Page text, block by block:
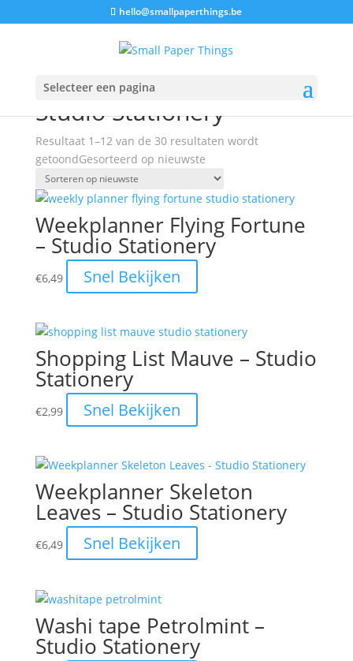
Verzenden(BE):5€ - Gratis verzending vanaf 65€ - Snelle
verzending
hello@smallpaperthings.be
Selecteer een pagina
Home/ Producten getagged “Studio Stationery”
Studio Stationery
Resultaat 1–12 van de 30 resultaten wordt
getoondGesorteerd op nieuwste
Weekplanner Flying Fortune
– Studio Stationery
€6,49 Snel Bekijken
Shopping List Mauve – Studio
Stationery
€2,99 Snel Bekijken
Weekplanner Skeleton
Leaves – Studio Stationery
€6,49 Snel Bekijken
Washi tape Petrolmint –
Studio Stationery